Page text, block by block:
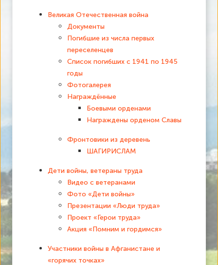
Великая Отечественная война
Документы
Погибшие из числа первых
переселенцев
Список погибших с 1941 по 1945
годы
Фотогалерея
Награждённые
Боевыми орденами
Награждены орденом Славы
Фронтовики из деревень
ШАГИРИСЛАМ
Дети войны, ветераны труда
Видео с ветеранами
Фото «Дети войны»
Презентации «Люди труда»
Проект «Герои труда»
Акция «Помним и гордимся»
Участники войны в Афганистане и
«горячих точках»